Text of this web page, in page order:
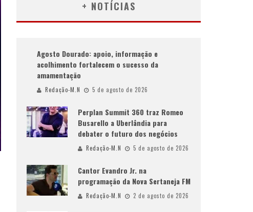
+ NOTÍCIAS
Agosto Dourado: apoio, informação e
acolhimento fortalecem o sucesso da
amamentação
Redação-M.N 5 de agosto de 2026
Perplan Summit 360 traz Romeo
Busarello a Uberlândia para
debater o futuro dos negócios
Redação-M.N 5 de agosto de 2026
Cantor Evandro Jr. na
programação da Nova Sertaneja FM
Redação-M.N 2 de agosto de 2026